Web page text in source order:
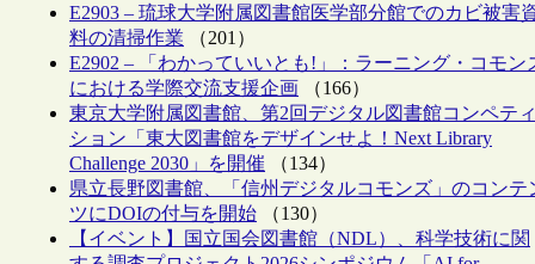
E2903 – 琉球大学附属図書館医学部分館でのカビ被害
料の清掃作業 （201）
E2902 – 「わかっていいとも!」：ラーニング・コモン
における学際交流支援企画 （166）
東京大学附属図書館、第2回デジタル図書館コンペティ
ション「東大図書館をデザインせよ！Next Library
Challenge 2030」を開催 （134）
県立長野図書館、「信州デジタルコモンズ」のコンテ
ツにDOIの付与を開始 （130）
【イベント】国立国会図書館（NDL）、科学技術に関